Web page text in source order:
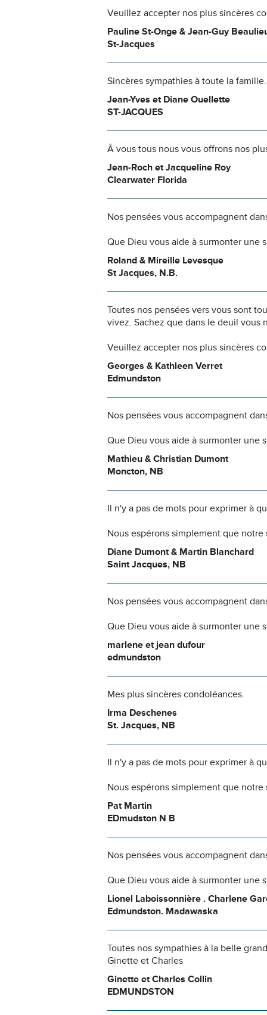
Veuillez accepter nos plus sincères
Pauline St-Onge & Jean-Guy
St-Jacques
Sincères sympathies à toute la famille.
Jean-Yves et Diane Ouellette
ST-JACQUES
Â vous tous nous vous offrons nos
Jean-Roch et Jacqueline Roy
Clearwater Florida
Nos pensées vous accompagnent
Que Dieu vous aide à surmonter une
Roland & Mireille Levesque
St Jacques, N.B.
Toutes nos pensées vers vous sont
vivez. Sachez que dans le deuil vous
Veuillez accepter nos plus sincères
Georges & Kathleen Verret
Edmundston
Nos pensées vous accompagnent
Que Dieu vous aide à surmonter une
Mathieu & Christian Dumont
Moncton, NB
Il n'y a pas de mots pour exprimer à
Nous espérons simplement que
Diane Dumont & Martin Blanchard
Saint Jacques, NB
Nos pensées vous accompagnent
Que Dieu vous aide à surmonter une
marlene et jean dufour
edmundston
Mes plus sincères condoléances.
Irma Deschenes
St. Jacques, NB
Il n'y a pas de mots pour exprimer à
Nous espérons simplement que
Pat Martin
EDmudston N B
Nos pensées vous accompagnent
Que Dieu vous aide à surmonter une
Lionel Laboissonnière . Charlene
Edmundston. Madawaska
Toutes nos sympathies à la belle
Ginette et Charles
Ginette et Charles Collin
EDMUNDSTON